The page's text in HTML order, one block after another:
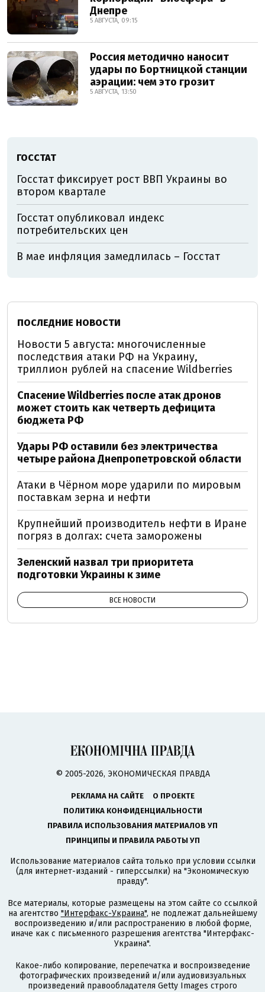
Днепре
5 АВГУСТА, 09:15
Россия методично наносит
удары по Бортницкой станции
аэрации: чем это грозит
5 АВГУСТА, 13:50
ГОССТАТ
Госстат фиксирует рост ВВП Украины во
втором квартале
Госстат опубликовал индекс
потребительских цен
В мае инфляция замедлилась – Госстат
ПОСЛЕДНИЕ НОВОСТИ
Новости 5 августа: многочисленные
последствия атаки РФ на Украину,
триллион рублей на спасение Wildberries
Спасение Wildberries после атак дронов
может стоить как четверть дефицита
бюджета РФ
Удары РФ оставили без электричества
четыре района Днепропетровской области
Атаки в Чёрном море ударили по мировым
поставкам зерна и нефти
Крупнейший производитель нефти в Иране
погряз в долгах: счета заморожены
Зеленский назвал три приоритета
подготовки Украины к зиме
ВСЕ НОВОСТИ
© 2005-2026, ЭКОНОМИЧЕСКАЯ ПРАВДА
РЕКЛАМА НА САЙТЕ
О ПРОЕКТЕ
ПОЛИТИКА КОНФИДЕНЦИАЛЬНОСТИ
ПРАВИЛА ИСПОЛЬЗОВАНИЯ МАТЕРИАЛОВ УП
ПРИНЦИПЫ И ПРАВИЛА РАБОТЫ УП
Использование материалов сайта только при условии ссылки
(для интернет-изданий - гиперссылки) на "Экономическую
правду".
Все материалы, которые размещены на этом сайте со ссылкой
на агентство "Интерфакс-Украина", не подлежат дальнейшему
воспроизведению и/или распространению в любой форме,
иначе как с письменного разрешения агентства "Интерфакс-
Украина".
Какое-либо копирование, перепечатка и воспроизведение
фотографических произведений и/или аудиовизуальных
произведений правообладателя Getty Images строго